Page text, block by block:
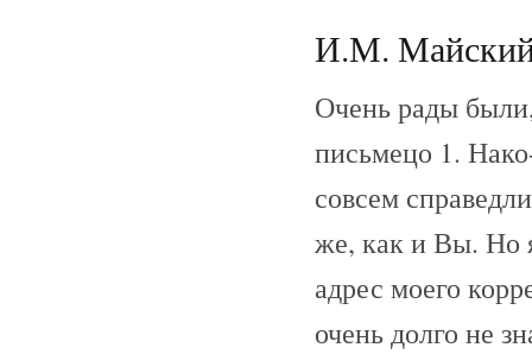
И.М. Майский
Очень рады
письмецо 1.
совсем
же, как и Вы. Но
адрес моего
очень долго не